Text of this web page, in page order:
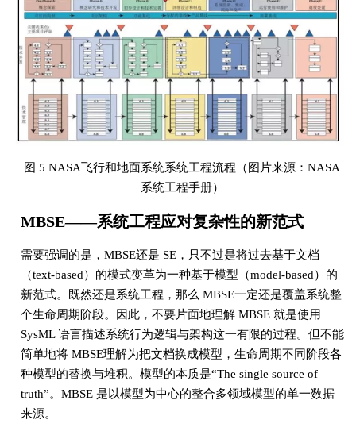
图 5 NASA飞行和地面系统系统工程流程（图片来源：NASA
系统工程手册）
MBSE——系统工程应对复杂性的新范式
需要强调的是，MBSE还是 SE，只不过是将过去基于文档
（text-based）的模式变革为一种基于模型（model-based）的
新范式。既然还是系统工程，那么 MBSE一定还是覆盖系统整
个生命周期阶段。因此，不要片面地理解 MBSE 就是使用
SysML 语言描述系统行为逻辑与架构这一有限的过程。但不能
简单地将 MBSE理解为把文档换成模型，生命周期不同阶段各
种模型的替换与堆积。模型的本质是“The single source of
truth”。MBSE 是以模型为中心的整合多领域模型的单一数据
来源。